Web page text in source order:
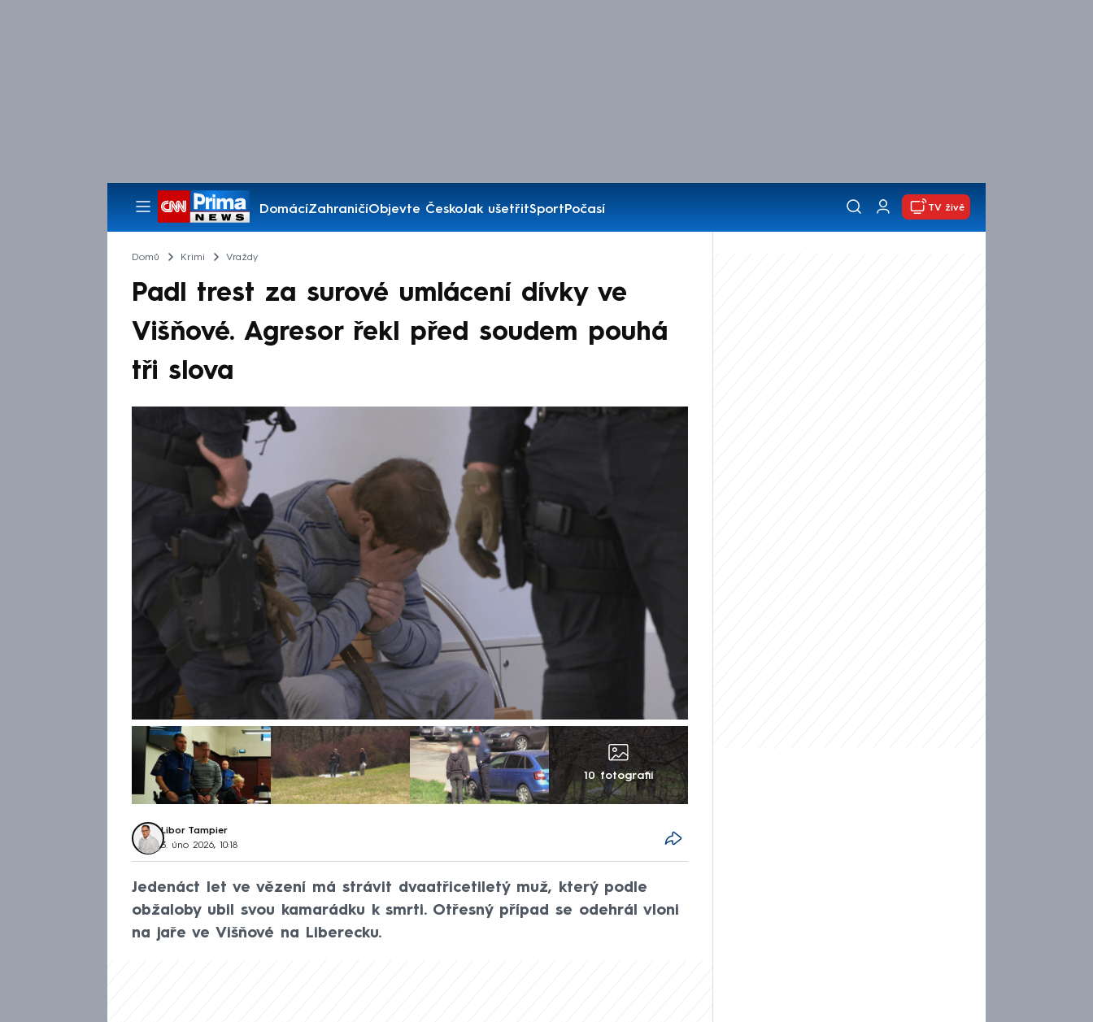
DomácíZahraničíObjevte ČeskoJak ušetřitSportPočasí
Pořady
TV živě
Domů Krimi Vraždy
Padl trest za surové umlácení dívky ve
Višňové. Agresor řekl před soudem pouhá
tři slova
10 fotografií
Libor Tampier
3. úno 2026, 10:18
Jedenáct let ve vězení má strávit dvaatřicetiletý muž, který podle
obžaloby ubil svou kamarádku k smrti. Otřesný případ se odehrál vloni
na jaře ve Višňové na Liberecku.